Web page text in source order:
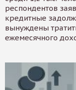
респондентов
кредитные
вынуждены
ежемесячного